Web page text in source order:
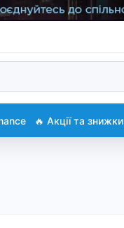
🔥 Акції та знижки